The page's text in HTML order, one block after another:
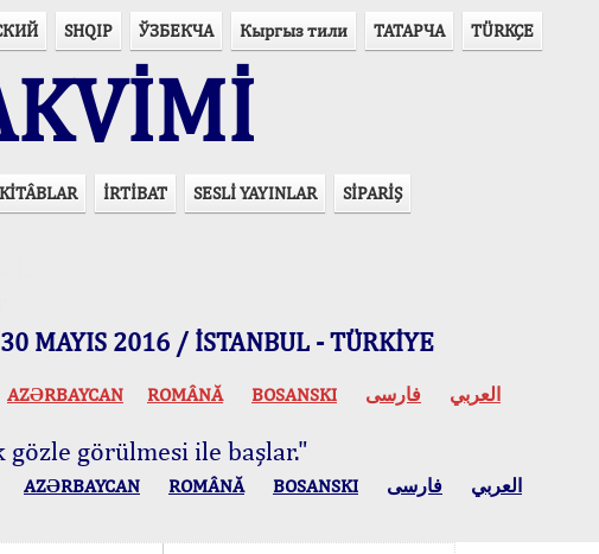
SHQIP ЎЗБЕКЧА Кыргыз тили ТАТАРЧА TÜRKÇE
KİTÂBLAR İRTİBAT SESLİ YAYINLAR SİPARİŞ
MAYIS 2016 / İSTANBUL - TÜRKİYE
AZӘRBAYCAN ROMÂNĂ BOSANSKI العربي فارسی
görülmesi ile başlar."
AZӘRBAYCAN ROMÂNĂ BOSANSKI العربي فارسی